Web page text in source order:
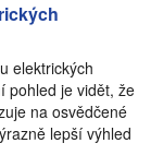
elektrických
pohled je vidět, že
na osvědčené
lepší výhled